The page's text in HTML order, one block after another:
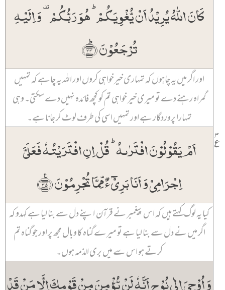
کَانَ اللّٰہُ یُرِیۡدُ اَنۡ یُّغۡوِیَکُمۡ ؕ ہُوَ رَبُّکُمۡ ۟ وَ اِلَیۡہِ
تُرۡجَعُوۡنَ ﴿ؕ۳۴﴾
اور اگر میں یہ چاہوں کہ تمہاری خیرخواہی کروں اور اللہ یہ چاہے کہ تمہیں
گمراہ رہنے دے تو میری خیر خواہی تم کو کچھ فائدہ نہیں دے سکتی۔ وہی
تمہارا پروردگار ہے اور تمہیں اسی کی طرف لوٹ کر جانا ہے۔
اَمۡ یَقُوۡلُوۡنَ افۡتَرٰىہُ ؕ قُلۡ اِنِ افۡتَرَیۡتُہٗ فَعَلَیَّ
اِجۡرَامِیۡ وَ اَنَا بَرِیۡٓءٌ مِّمَّا تُجۡرِمُوۡنَ ﴿٪۳۵﴾
۳
کیا یہ لوگ کہتے ہیں کہ اس پیغمبر نے قرآن اپنے دل سے بنا لیا ہے کہدو کہ
اگر میں نے دل سے بنا لیا ہے تو میرے گناہ کا وبال مجھ پر اور جو گناہ تم
کرتے ہو اس سے میں بری الذمہ ہوں۔
وَ اُوۡحِیَ اِلٰی نُوۡحٍ اَنَّہٗ لَنۡ یُّؤۡمِنَ مِنۡ قَوۡمِکَ اِلَّا مَنۡ قَدۡ